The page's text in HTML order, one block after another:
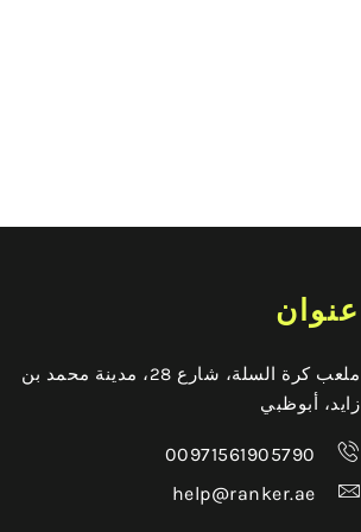
عنوان
ملعب كرة السلة، شارع 28، مدينة محمد بن
زايد، أبوظبي
00971561905790
help@ranker.ae